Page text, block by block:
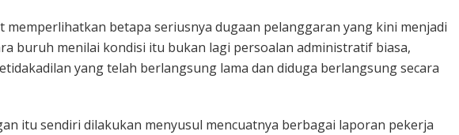
memperlihatkan betapa seriusnya dugaan pelanggaran yang kini menjadi
buruh menilai kondisi itu bukan lagi persoalan administratif biasa,
yang telah berlangsung lama dan diduga berlangsung secara
itu sendiri dilakukan menyusul mencuatnya berbagai laporan pekerja